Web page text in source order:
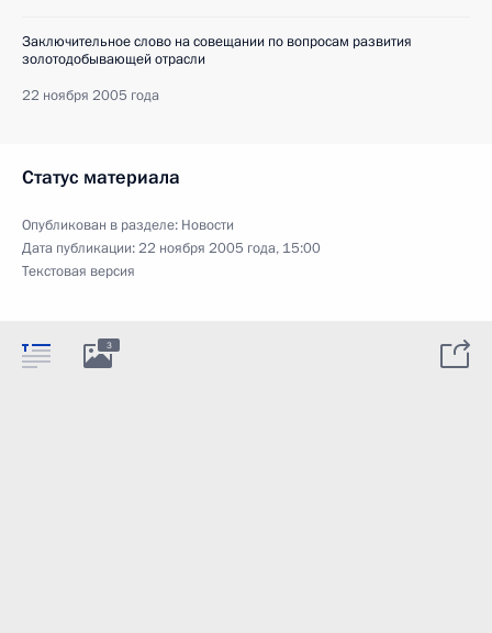
Заключительное слово на совещании по вопросам развития
золотодобывающей отрасли
22 ноября 2005 года
Статус материала
Опубликован в разделе: Новости
Дата публикации:22 ноября 2005 года, 15:00
Текстовая версия
3